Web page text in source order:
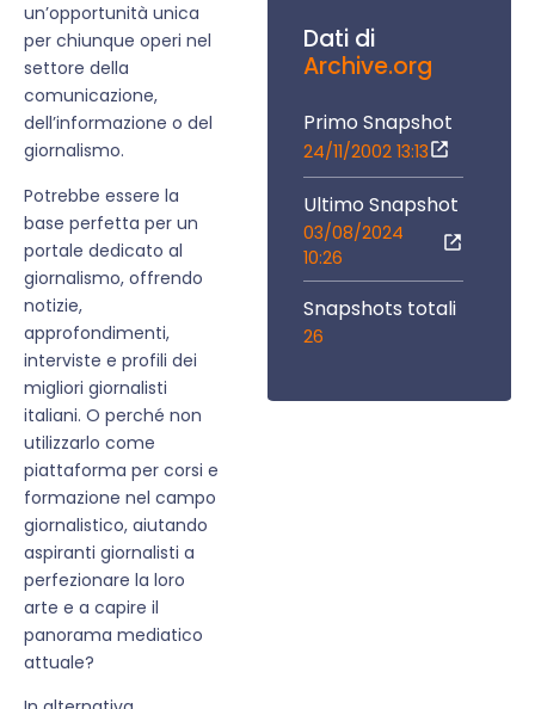
un’opportunità unica
per chiunque operi nel
settore della
comunicazione,
dell’informazione o del
giornalismo.
Potrebbe essere la
base perfetta per un
portale dedicato al
giornalismo, offrendo
notizie,
approfondimenti,
interviste e profili dei
migliori giornalisti
italiani. O perché non
utilizzarlo come
piattaforma per corsi e
formazione nel campo
giornalistico, aiutando
aspiranti giornalisti a
perfezionare la loro
arte e a capire il
panorama mediatico
attuale?
Dati di
Archive.org
Primo Snapshot
24/11/2002 13:13
Ultimo Snapshot
03/08/2024
10:26
Snapshots totali
26